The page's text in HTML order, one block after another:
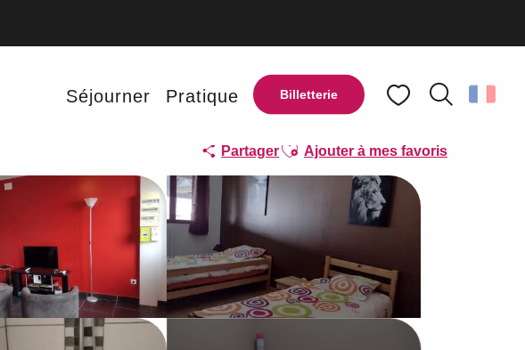
Billetterie
Séjourner Pratique
PartagerAjouter aux favoris
Ajouter à mes favoris